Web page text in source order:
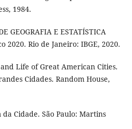
1984.
GEOGRAFIA E ESTATÍSTICA
2020. Rio de Janeiro: IBGE, 2020.
and Life of Great American Cities.
Cidades. Random House,
Cidade. São Paulo: Martins